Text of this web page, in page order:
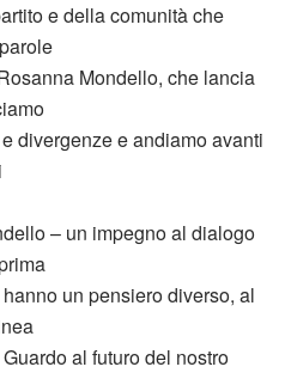
e della comunità che
Mondello, che lancia
divergenze e andiamo avanti
– un impegno al dialogo
un pensiero diverso, al
al futuro del nostro